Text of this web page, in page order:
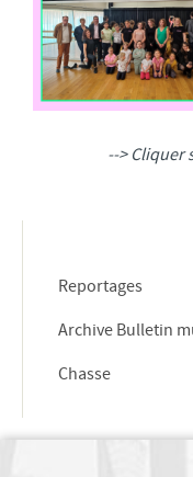
ELECTIONS
CULTURE
ÉCOLE
ÉCOLES/
ÉCOLE
SERVICE
--> Cliquer
Reportages
Archive Bulletin
Chasse